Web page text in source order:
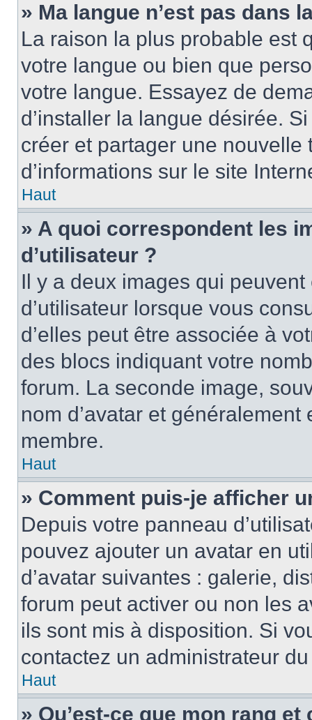
» Ma langue n’est pas dans
La raison la plus probable est
votre langue ou bien que
votre langue. Essayez de
d’installer la langue désirée.
créer et partager une
d’informations sur le site
Haut
» A quoi correspondent les
d’utilisateur ?
Il y a deux images qui
d’utilisateur lorsque vous
d’elles peut être associée à
des blocs indiquant votre
forum. La seconde image,
nom d’avatar et
membre.
Haut
» Comment puis-je afficher
Depuis votre panneau
pouvez ajouter un avatar en
d’avatar suivantes : galerie,
forum peut activer ou non les
ils sont mis à disposition. Si
contactez un administrateur
Haut
» Qu’est-ce que mon rang